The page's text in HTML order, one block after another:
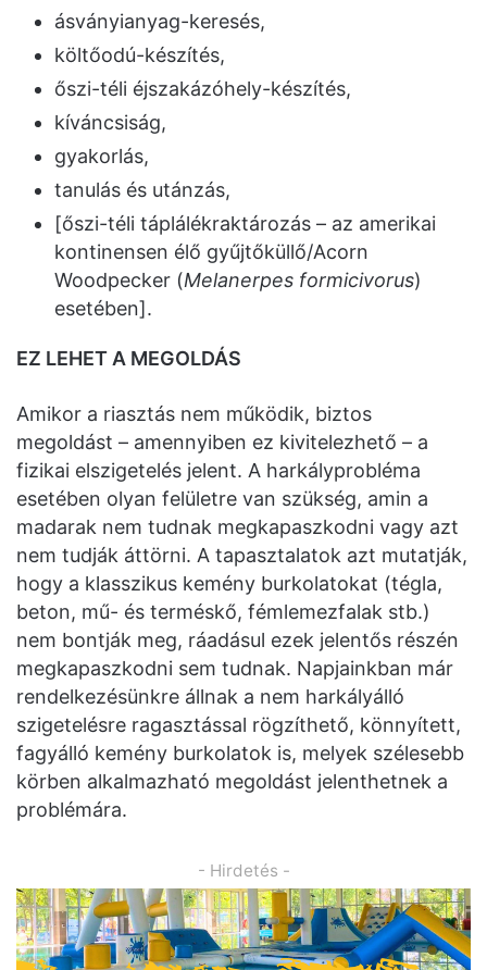
ásványianyag-keresés,
költőodú-készítés,
őszi-téli éjszakázóhely-készítés,
kíváncsiság,
gyakorlás,
tanulás és utánzás,
[őszi-téli táplálékraktározás – az amerikai
kontinensen élő gyűjtőküllő/Acorn
Woodpecker (Melanerpes formicivorus)
esetében].
EZ LEHET A MEGOLDÁS
Amikor a riasztás nem működik, biztos
megoldást – amennyiben ez kivitelezhető – a
fizikai elszigetelés jelent. A harkályprobléma
esetében olyan felületre van szükség, amin a
madarak nem tudnak megkapaszkodni vagy azt
nem tudják áttörni. A tapasztalatok azt mutatják,
hogy a klasszikus kemény burkolatokat (tégla,
beton, mű- és terméskő, fémlemezfalak stb.)
nem bontják meg, ráadásul ezek jelentős részén
megkapaszkodni sem tudnak. Napjainkban már
rendelkezésünkre állnak a nem harkályálló
szigetelésre ragasztással rögzíthető, könnyített,
fagyálló kemény burkolatok is, melyek szélesebb
körben alkalmazható megoldást jelenthetnek a
problémára.
- Hirdetés -